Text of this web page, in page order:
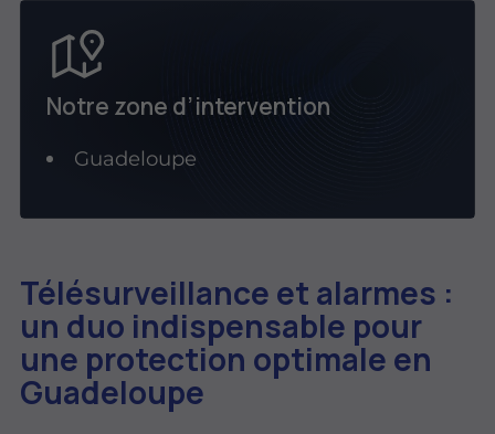
Notre zone d’intervention
Guadeloupe
Télésurveillance et alarmes :
un duo indispensable pour
une protection optimale en
Guadeloupe